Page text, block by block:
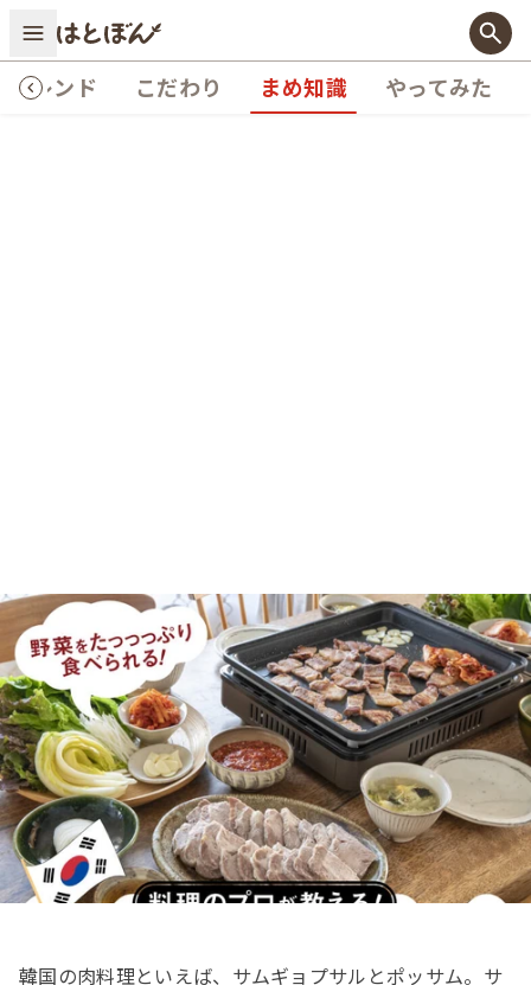
トレンド こだわり まめ知識 やってみた
はとぼん編集部 2026/03/30公開
おうちで簡単＆盛り上がる韓国
2大肉料理！
まめ知識
韓国の肉料理といえば、サムギョプサルとポッサム。サ